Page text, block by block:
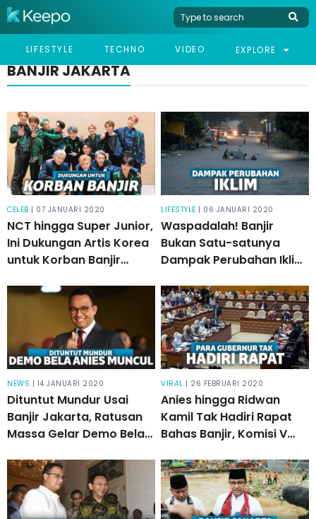
LIFESTYLE TECHNO VIDEO EXPLORE
BANJIR JAKARTA
CELEB | 07 JANUARI 2020
NCT hingga Super Junior,
Ini Dukungan Artis Korea
untuk Korban Banjir
LIFESTYLE | 06 JANUARI 2020
Waspadalah! Banjir
Bukan Satu-satunya
Dampak Perubahan Iklim
NEWS | 14 JANUARI 2020
Dituntut Mundur Usai
Banjir Jakarta, Ratusan
Massa Gelar Demo Bela
VIRAL | 26 FEBRUARI 2020
Anies hingga Ridwan
Kamil Tak Hadiri Rapat
Bahas Banjir, Komisi V
Nurani!